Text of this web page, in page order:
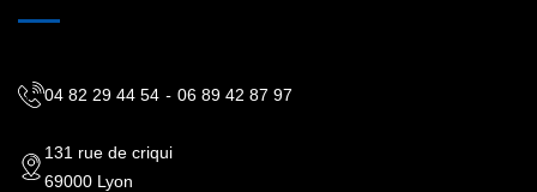
04 82 29 44 54 - 06 89 42 87 97
131 rue de criqui
69000 Lyon